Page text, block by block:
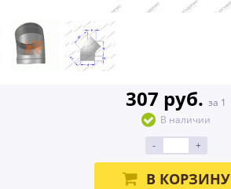
307 руб. за 1
В наличии
-
+
В КОРЗИНУ